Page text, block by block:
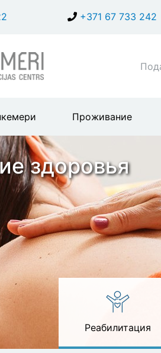
+371 67 733 242
Проживание
здоровья
Реабилитация